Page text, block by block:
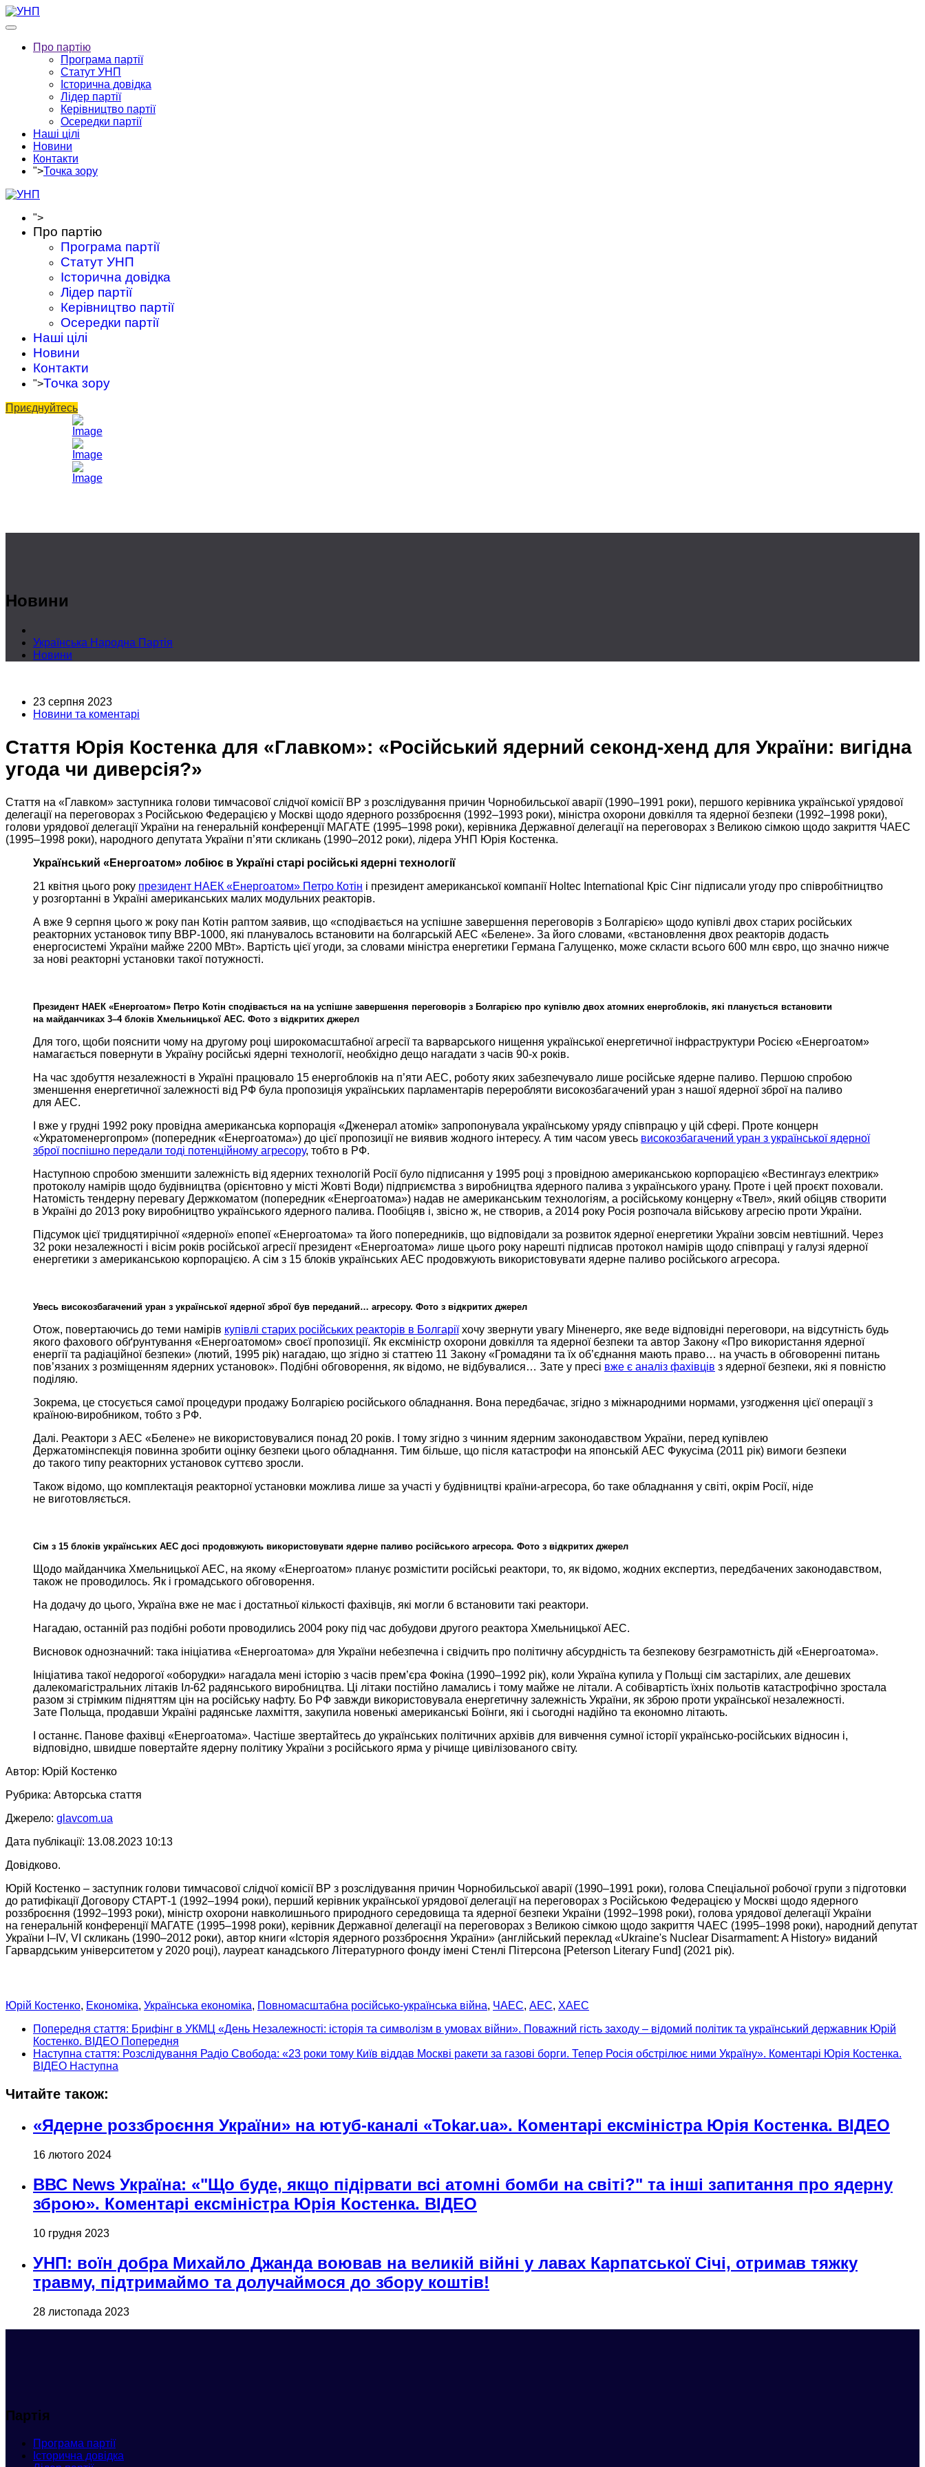
Про партію
Програма партії
Статут УНП
Історична довідка
Лідер партії
Керівництво партії
Осередки партії
Наші цілі
Новини
Контакти
">Точка зору
">
Про партію
Програма партії
Статут УНП
Історична довідка
Лідер партії
Керівництво партії
Осередки партії
Наші цілі
Новини
Контакти
">Точка зору
Приєднуйтесь
Новини
Українська Народна Партія
Новини
23 серпня 2023
Новини та коментарі
Стаття Юрія Костенка для «Главком»: «Російський ядерний секонд-хенд для України: вигідна
угода чи диверсія?»
Стаття на «Главком» заступника голови тимчасової слідчої комісії ВР з розслідування причин Чорнобильської аварії (1990–1991 роки), першого керівника української урядової
делегації на переговорах з Російською Федерацією у Москві щодо ядерного роззброєння (1992–1993 роки), міністра охорони довкілля та ядерної безпеки (1992–1998 роки),
голови урядової делегації України на генеральній конференції МАГАТЕ (1995–1998 роки), керівника Державної делегації на переговорах з Великою сімкою щодо закриття ЧАЕС
(1995–1998 роки), народного депутата України п’яти скликань (1990–2012 роки), лідера УНП Юрія Костенка.
Український «Енергоатом» лобіює в Україні старі російські ядерні технології
21 квітня цього року президент НАЕК «Енергоатом» Петро Котін і президент американської компанії Holtec International Кріс Сінг підписали угоду про співробітництво
у розгортанні в Україні американських малих модульних реакторів.
А вже 9 серпня цього ж року пан Котін раптом заявив, що «сподівається на успішне завершення переговорів з Болгарією» щодо купівлі двох старих російських
реакторних установок типу ВВР-1000, які планувалось встановити на болгарській АЕС «Белене». За його словами, «встановлення двох реакторів додасть
енергосистемі України майже 2200 МВт». Вартість цієї угоди, за словами міністра енергетики Германа Галущенко, може скласти всього 600 млн євро, що значно нижче
за нові реакторні установки такої потужності.
Президент НАЕК «Енергоатом» Петро Котін сподівається на на успішне завершення переговорів з Болгарією про купівлю двох атомних енергоблоків, які планується встановити
на майданчиках 3–4 блоків Хмельницької АЕС. Фото з відкритих джерел
Для того, щоби пояснити чому на другому році широкомасштабної агресії та варварського нищення української енергетичної інфраструктури Росією «Енергоатом»
намагається повернути в Україну російські ядерні технології, необхідно дещо нагадати з часів 90-х років.
На час здобуття незалежності в Україні працювало 15 енергоблоків на п’яти АЕС, роботу яких забезпечувало лише російське ядерне паливо. Першою спробою
зменшення енергетичної залежності від РФ була пропозиція українських парламентарів переробляти високозбагачений уран з нашої ядерної зброї на паливо
для АЕС.
І вже у грудні 1992 року провідна американська корпорація «Дженерал атомік» запропонувала українському уряду співпрацю у цій сфері. Проте концерн
«Укратоменергопром» (попередник «Енергоатома») до цієї пропозиції не виявив жодного інтересу. А тим часом увесь високозбагачений уран з української ядерної
зброї поспішно передали тоді потенційному агресору, тобто в РФ.
Наступною спробою зменшити залежність від ядерних технологій Росії було підписання у 1995 році з провідною американською корпорацією «Вестингауз електрик»
протоколу намірів щодо будівництва (орієнтовно у місті Жовті Води) підприємства з виробництва ядерного палива з українського урану. Проте і цей проєкт поховали.
Натомість тендерну перевагу Держкоматом (попередник «Енергоатома») надав не американським технологіям, а російському концерну «Твел», який обіцяв створити
в Україні до 2013 року виробництво українського ядерного палива. Пообіцяв і, звісно ж, не створив, а 2014 року Росія розпочала військову агресію проти України.
Підсумок цієї тридцятирічної «ядерної» епопеї «Енергоатома» та його попередників, що відповідали за розвиток ядерної енергетики України зовсім невтішний. Через
32 роки незалежності і вісім років російськоїагресії президент «Енергоатома» лише цього року нарешті підписав протокол намірів щодо співпраці у галузі ядерної
енергетики з американською корпорацією. А сім з 15 блоків українських АЕС продовжують використовувати ядерне паливо російського агресора.
Увесь високозбагачений уран з української ядерної зброї був переданий… агресору. Фото з відкритих джерел
Отож, повертаючись до теми намірів купівлі старих російських реакторів в Болгаріїхочу звернути увагу Міненерго, яке веде відповідні переговори, на відсутність будь
якого фахового обґрунтування «Енергоатомом» своєї пропозиції. Як ексміністр охорони довкілля та ядерної безпеки та автор Закону «Про використання ядерної
енергії та радіаційної безпеки» (лютий, 1995 рік) нагадаю, що згідно зі статтею 11 Закону «Громадяни та їх об’єднання мають право… на участь в обговоренні питань
пов’язаних з розміщенням ядерних установок». Подібні обговорення, як відомо, не відбувалися… Зате у пресі вже є аналіз фахівців з ядерної безпеки, які я повністю
поділяю.
Зокрема, це стосується самої процедури продажу Болгарією російського обладнання. Вона передбачає, згідно з міжнародними нормами, узгодження цієї операції з
країною-виробником, тобто з РФ.
Далі. Реактори з АЕС «Белене» не використовувалися понад 20 років. І тому згідно з чинним ядерним законодавством України, перед купівлею
Держатомінспекція повинна зробити оцінку безпеки цього обладнання. Тим більше, що після катастрофи на японській АЕС Фукусіма (2011 рік) вимоги безпеки
до такого типу реакторних установок суттєво зросли.
Також відомо, що комплектація реакторноїустановки можлива лише за участі у будівництві країни-агресора, бо таке обладнання у світі, окрім Росії, ніде
не виготовляється.
Сім з 15 блоків українських АЕС досі продовжують використовувати ядерне паливо російського агресора. Фото з відкритих джерел
Щодо майданчика Хмельницької АЕС, на якому «Енергоатом» планує розмістити російські реактори, то, як відомо, жодних експертиз, передбачених законодавством,
також не проводилось. Як і громадського обговорення.
На додачу до цього, Україна вже не має і достатньої кількості фахівців, які могли б встановити такі реактори.
Нагадаю, останній раз подібні роботи проводились 2004 року під час добудови другого реактора Хмельницької АЕС.
Висновок однозначний: така ініціатива «Енергоатома» для України небезпечна і свідчить про політичну абсурдність та безпекову безграмотність дій «Енергоатома».
Ініціатива такої недорогої «оборудки» нагадала мені історію з часів прем’єра Фокіна (1990–1992 рік), коли Україна купила у Польщі сім застарілих, але дешевих
далекомагістральних літаків Іл-62 радянського виробництва. Ці літаки постійно ламались і тому майже не літали. А собівартість їхніх польотів катастрофічно зростала
разом зі стрімким підняттям цін на російську нафту. Бо РФ завжди використовувала енергетичну залежність України, як зброю проти української незалежності.
Зате Польща, продавши Україні радянське лахміття, закупила новенькі американські Боїнги, які і сьогодні надійно та економно літають.
І останнє. Панове фахівці «Енергоатома». Частіше звертайтесь до українських політичних архівів для вивчення сумної історіїукраїнсько-російських відносин і,
відповідно, швидше повертайте ядерну політику України з російського ярма у річище цивілізованого світу.
Автор: Юрій Костенко
Рубрика: Авторська стаття
Джерело: glavcom.ua
Дата публікації: 13.08.2023 10:13
Довідково.
Юрій Костенко – заступник голови тимчасової слідчої комісії ВР з розслідування причин Чорнобильської аварії (1990–1991 роки), голова Спеціальної робочої групи з підготовки
до ратифікаціїДоговору СТАРТ-1 (1992–1994 роки), перший керівник української урядової делегації на переговорах з Російською Федерацією у Москві щодо ядерного
роззброєння (1992–1993 роки), міністр охорони навколишнього природного середовища та ядерної безпеки України (1992–1998 роки), голова урядової делегації України
на генеральній конференції МАГАТЕ (1995–1998 роки), керівник Державної делегації на переговорах з Великою сімкою щодо закриття ЧАЕС (1995–1998 роки), народний депутат
України I–IV, VI скликань (1990–2012 роки), автор книги «Історія ядерного роззброєння України» (англійський переклад «Ukraine's Nuclear Disarmament: A History» виданий
Гарвардським університетом у 2020 році), лауреат канадського Літературного фонду імені Стенлі Пітерсона [Peterson Literary Fund] (2021 рік).
Юрій Костенко, Економіка, Українська економіка, Повномасштабна російсько-українська війна, ЧАЕС, АЕС, ХАЕС
Попередня стаття: Брифінг в УКМЦ «День Незалежності: історія та символізм в умовах війни». Поважний гість заходу – відомий політик та український державник Юрій
Костенко. ВІДЕО Попередня
Наступна стаття: Розслідування Радіо Свобода: «23 роки тому Київ віддав Москві ракети за газові борги. Тепер Росія обстрілює ними Україну». Коментарі Юрія Костенка.
ВІДЕО Наступна
Читайте також:
«Ядерне роззброєння України» на ютуб-каналі «Tokar.ua». Коментарі ексміністра Юрія Костенка. ВІДЕО
16 лютого 2024
ВВС News Україна: «"Що буде, якщо підірвати всі атомні бомби на світі?" та інші запитання про ядерну
зброю». Коментарі ексміністра Юрія Костенка. ВІДЕО
10 грудня 2023
УНП: воїн добра Михайло Джанда воював на великій війні у лавах Карпатської Січі, отримав тяжку
травму, підтримаймо та долучаймося до збору коштів!
28 листопада 2023
Партія
Програма партії
Історична довідка